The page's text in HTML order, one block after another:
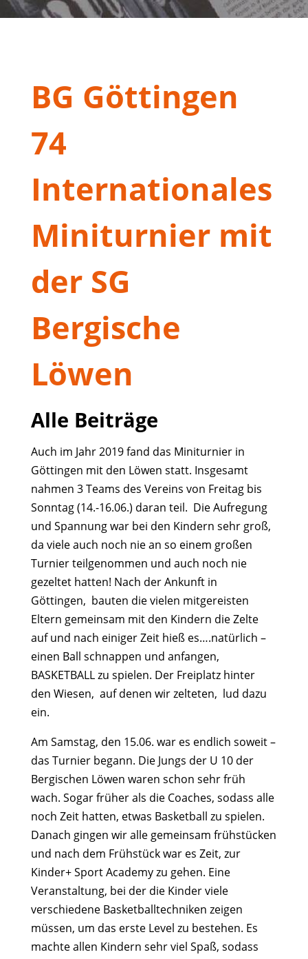
BG Göttingen
74
Internationales
Miniturnier mit
der SG
Bergische
Löwen
Alle Beiträge
Auch im Jahr 2019 fand das Miniturnier in
Göttingen mit den Löwen statt. Insgesamt
nahmen 3 Teams des Vereins von Freitag bis
Sonntag (14.-16.06.) daran teil. Die Aufregung
und Spannung war bei den Kindern sehr groß,
da viele auch noch nie an so einem großen
Turnier teilgenommen und auch noch nie
gezeltet hatten! Nach der Ankunft in
Göttingen, bauten die vielen mitgereisten
Eltern gemeinsam mit den Kindern die Zelte
auf und nach einiger Zeit hieß es….natürlich –
einen Ball schnappen und anfangen,
BASKETBALL zu spielen. Der Freiplatz hinter
den Wiesen, auf denen wir zelteten, lud dazu
ein.
Am Samstag, den 15.06. war es endlich soweit –
das Turnier begann. Die Jungs der U 10 der
Bergischen Löwen waren schon sehr früh
wach. Sogar früher als die Coaches, sodass alle
noch Zeit hatten, etwas Basketball zu spielen.
Danach gingen wir alle gemeinsam frühstücken
und nach dem Frühstück war es Zeit, zur
Kinder+ Sport Academy zu gehen. Eine
Veranstaltung, bei der die Kinder viele
verschiedene Basketballtechniken zeigen
müssen, um das erste Level zu bestehen. Es
machte allen Kindern sehr viel Spaß, sodass